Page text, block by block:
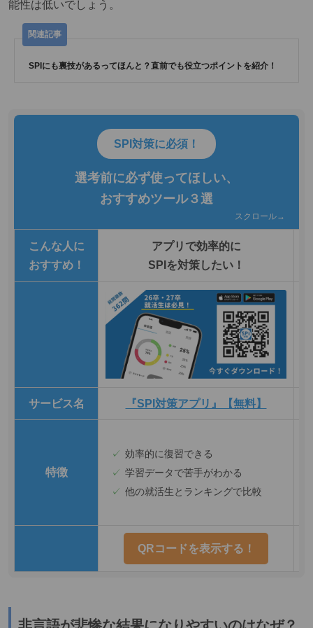
能性は低いでしょう。
SPIにも裏技があるってほんと？直前でも役立つポイントを紹介！
SPI対策に必須！
選考前に必ず使ってほしい、
おすすめツール３選
スクロール→
こんな人に
おすすめ！
アプリで効率的に
SPIを対策したい！
サービス名 『SPI対策アプリ』【無料】
特徴
効率的に復習できる
学習データで苦手がわかる
他の就活生とランキングで比較
QRコードを表示する！